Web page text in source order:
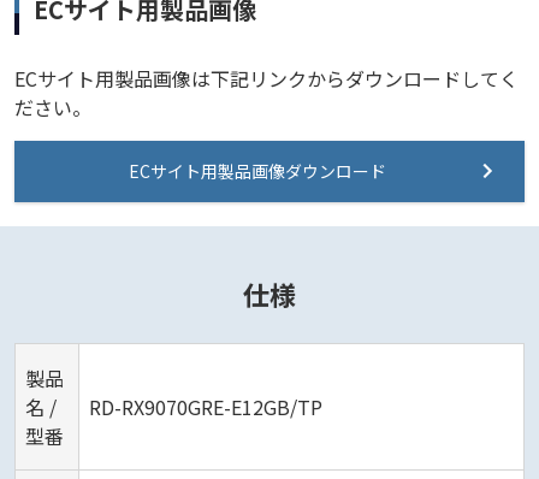
ECサイト用製品画像
ECサイト用製品画像は下記リンクからダウンロードしてく
ださい。
ECサイト用製品画像ダウンロード
仕様
製品
名 /
型番
RD-RX9070GRE-E12GB/TP